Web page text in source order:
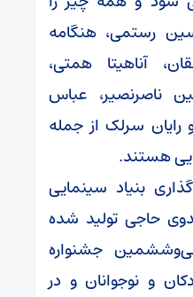
رستمی، هنگامه
آناهیتا همتی،
ناصرنصیر، عباس
رایان سرلک از جمله
هستند.
بنیاد سینمایی
حاجی تولید شده
جشنواره
و نوجوانان و در